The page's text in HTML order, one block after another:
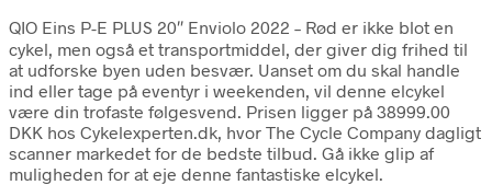
QIO Eins P-E PLUS 20″ Enviolo 2022 – Rød er ikke blot en
cykel, men også et transportmiddel, der giver dig frihed til
at udforske byen uden besvær. Uanset om du skal handle
ind eller tage på eventyr i weekenden, vil denne elcykel
være din trofaste følgesvend. Prisen ligger på 38999.00
DKK hos Cykelexperten.dk, hvor The Cycle Company dagligt
scanner markedet for de bedste tilbud. Gå ikke glip af
muligheden for at eje denne fantastiske elcykel.